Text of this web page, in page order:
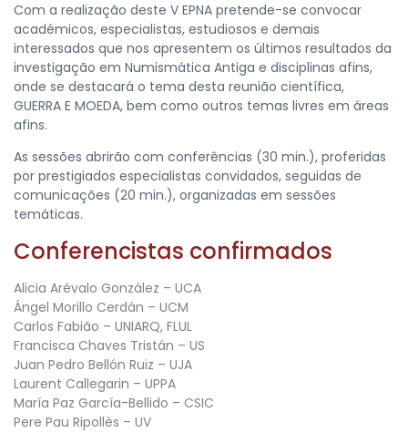
Com a realização deste V EPNA pretende-se convocar
académicos, especialistas, estudiosos e demais
interessados que nos apresentem os últimos resultados da
investigação em Numismática Antiga e disciplinas afins,
onde se destacará o tema desta reunião científica,
GUERRA E MOEDA, bem como outros temas livres em áreas
afins.
As sessões abrirão com conferências (30 min.), proferidas
por prestigiados especialistas convidados, seguidas de
comunicações (20 min.), organizadas em sessões
temáticas.
Conferencistas confirmados
Alicia Arévalo González – UCA
Ángel Morillo Cerdán – UCM
Carlos Fabião – UNIARQ, FLUL
Francisca Chaves Tristán – US
Juan Pedro Bellón Ruiz – UJA
Laurent Callegarin – UPPA
María Paz García-Bellido – CSIC
Pere Pau Ripollès – UV